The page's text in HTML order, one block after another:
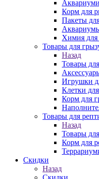
Корм для
Пакеты
Химия для
Товары для
Назад
Товары
Игрушки
Клетки
Корм для
Товары для
Назад
Товары
Корм для
Скидки
Назад
Скидки